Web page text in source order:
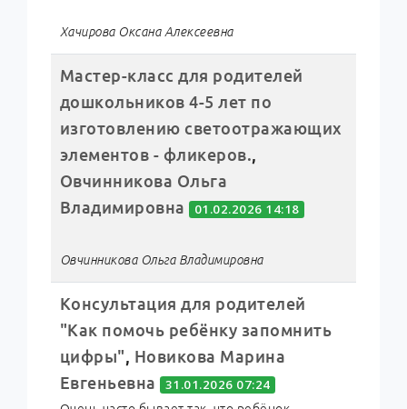
Хачирова Оксана Алексеевна
Мастер-класс для родителей
дошкольников 4-5 лет по
изготовлению светоотражающих
элементов - фликеров.,
Овчинникова Ольга
Владимировна
01.02.2026 14:18
Овчинникова Ольга Владимировна
Консультация для родителей
"Как помочь ребёнку запомнить
цифры", Новикова Марина
Евгеньевна
31.01.2026 07:24